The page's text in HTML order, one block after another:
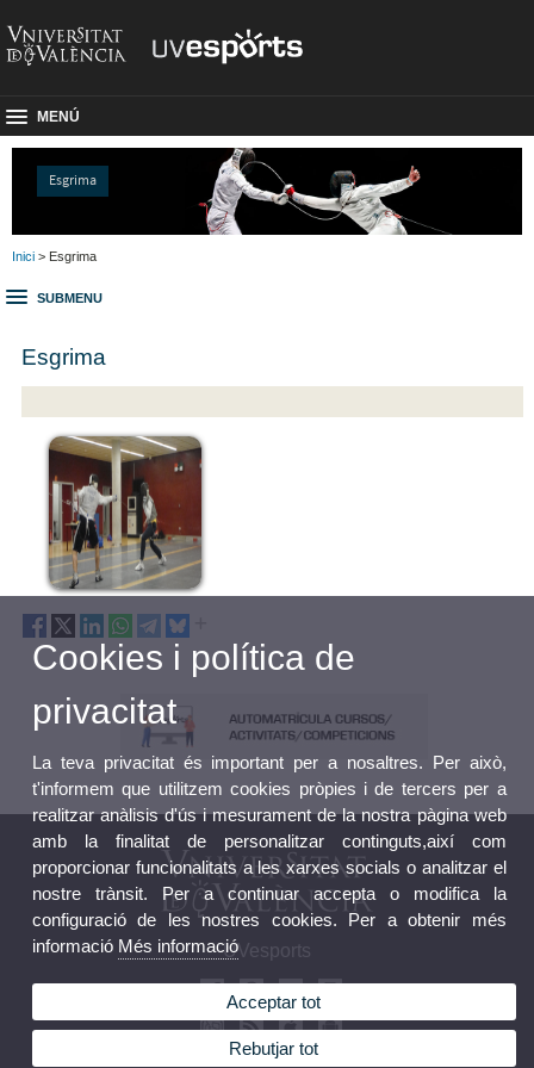
MENÚ
Esgrima
Inici > Esgrima
SUBMENU
Esgrima
UVesports
Cookies i política de
privacitat
La teva privacitat és important per a nosaltres. Per això,
t'informem que utilitzem cookies pròpies i de tercers per a
realitzar anàlisis d'ús i mesurament de la nostra pàgina web
amb la finalitat de personalitzar continguts,així com
proporcionar funcionalitats a les xarxes socials o analitzar el
nostre trànsit. Per a continuar accepta o modifica la
configuració de les nostres cookies. Per a obtenir més
informació Més informació
Acceptar tot
Rebutjar tot